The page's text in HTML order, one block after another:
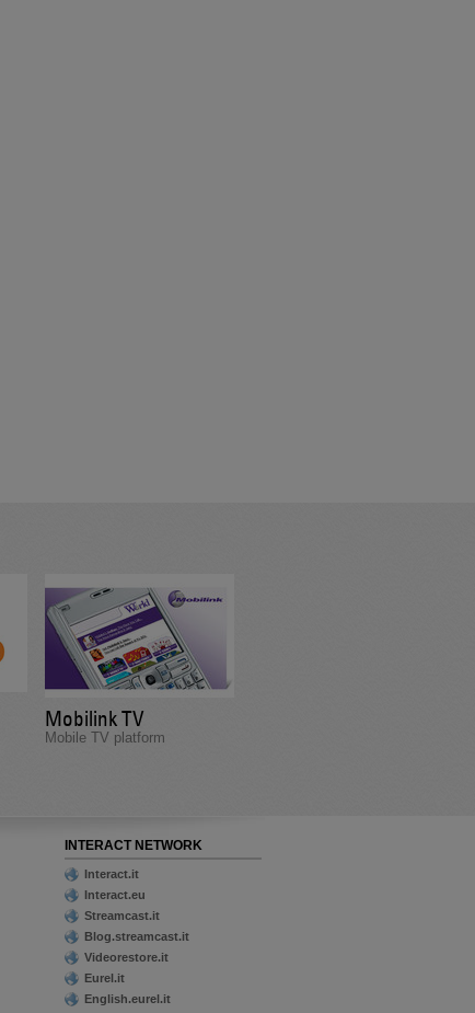
Mobilink TV
Mobile TV platform
INTERACT NETWORK
Interact.it
Interact.eu
Streamcast.it
Blog.streamcast.it
Videorestore.it
Eurel.it
English.eurel.it